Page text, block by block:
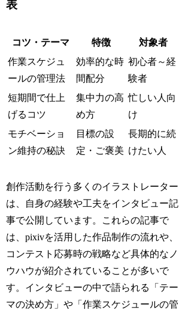
表
コツ・テーマ 特徴
対象者
作業スケジュ
ールの管理法
効率的な時
間配分
初心者～経
験者
短期間で仕上
げるコツ
集中力の高
め方
忙しい人向
け
モチベーショ
ン維持の秘訣
目標の設
定・ご褒美
長期的に続
けたい人
創作活動を行う多くのイラストレーター
は、自身の経験や工夫をインタビュー記
事で公開しています。これらの記事で
は、pixivを活用した作品制作の流れや、
コンテスト応募時の戦略など具体的なノ
ウハウが紹介されていることが多いで
す。インタビューの中で語られる「テー
マの決め方」や「作業スケジュールの管